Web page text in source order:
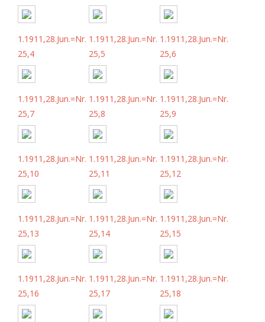
1.1911,28.Jun.=Nr.
25,4
1.1911,28.Jun.=Nr.
25,5
1.1911,28.Jun.=Nr.
25,6
1.1911,28.Jun.=Nr.
25,7
1.1911,28.Jun.=Nr.
25,8
1.1911,28.Jun.=Nr.
25,9
1.1911,28.Jun.=Nr.
25,10
1.1911,28.Jun.=Nr.
25,11
1.1911,28.Jun.=Nr.
25,12
1.1911,28.Jun.=Nr.
25,13
1.1911,28.Jun.=Nr.
25,14
1.1911,28.Jun.=Nr.
25,15
1.1911,28.Jun.=Nr.
25,16
1.1911,28.Jun.=Nr.
25,17
1.1911,28.Jun.=Nr.
25,18